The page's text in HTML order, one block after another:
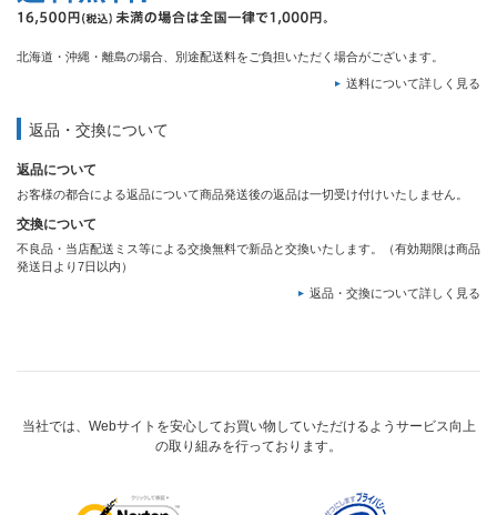
北海道・沖縄・離島の場合、別途配送料をご負担いただく場合がございます。
送料について詳しく見る
返品・交換について
返品について
お客様の都合による返品について商品発送後の返品は一切受け付けいたしません。
交換について
不良品・当店配送ミス等による交換無料で新品と交換いたします。（有効期限は商品
発送日より7日以内）
返品・交換について詳しく見る
当社では、Webサイトを安心してお買い物していただけるようサービス向上
の取り組みを行っております。